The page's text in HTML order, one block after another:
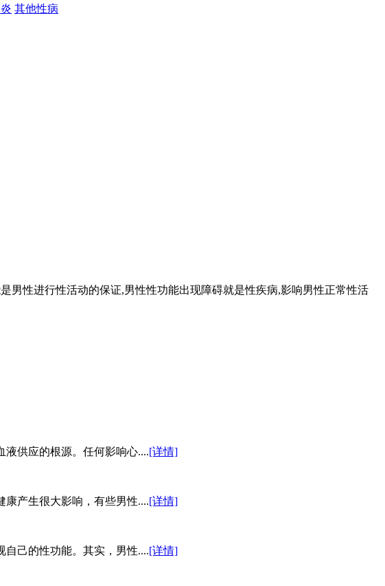
其他性病
男性进行性活动的保证,男性性功能出现障碍就是性疾病,影响男性正常性活
供应的根源。任何影响心....[详情]
产生很大影响，有些男性....[详情]
己的性功能。其实，男性....[详情]